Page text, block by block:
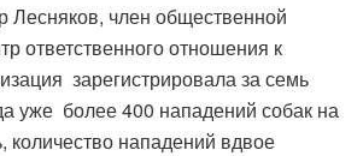
Лесняков, член общественной
ответственного отношения к
зарегистрировала за семь
уже более 400 нападений собак на
количество нападений вдвое